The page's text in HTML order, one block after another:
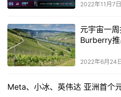
2022年11月7日
元宇宙一周
Burberry
2022年6月24
Meta、小冰、英伟达 亚洲首个